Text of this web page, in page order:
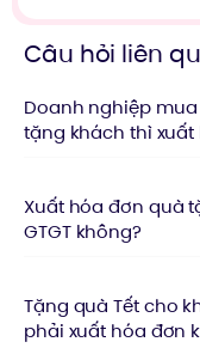
Câu hỏi liên
Doanh nghiệp
tặng khách thì
Xuất hóa đơn quà
GTGT không?
Tặng quà Tết cho
phải xuất hóa đơn